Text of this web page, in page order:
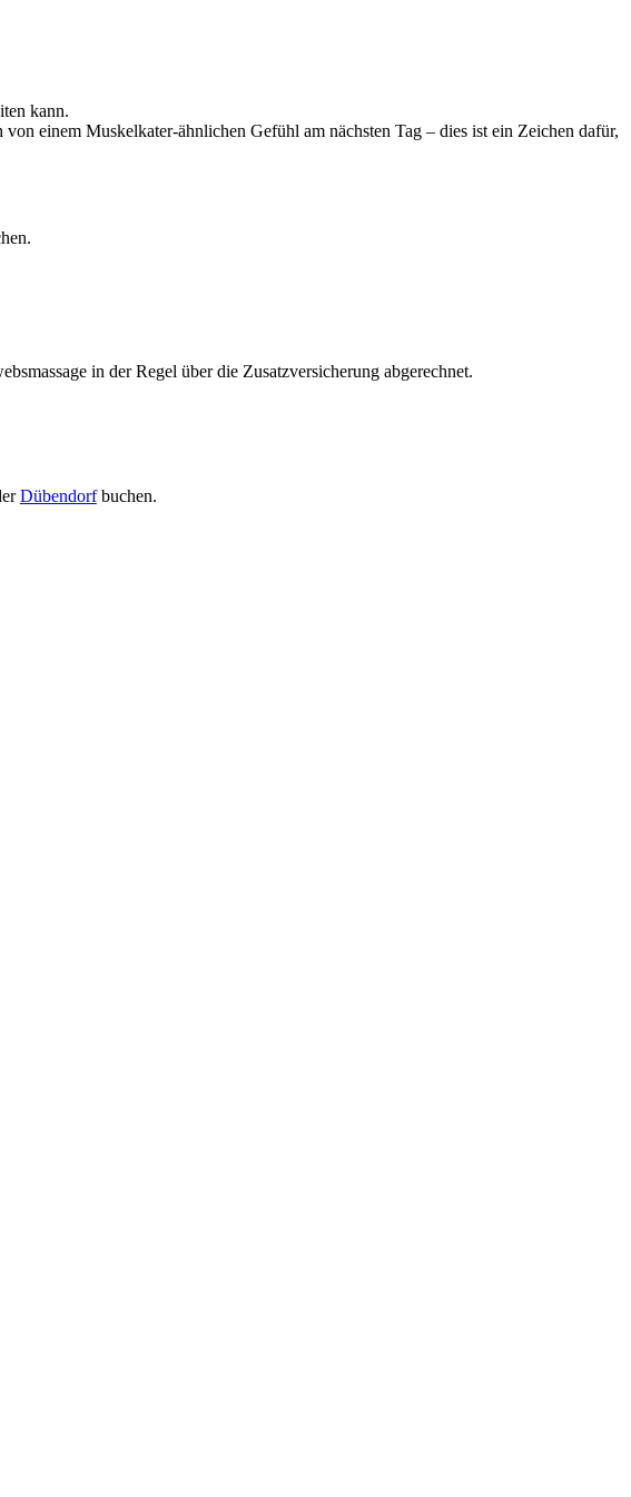
kann.
einem Muskelkater-ähnlichen Gefühl am nächsten Tag – dies ist ein Zeichen dafür,
in der Regel über die Zusatzversicherung abgerechnet.
Dübendorfbuchen.